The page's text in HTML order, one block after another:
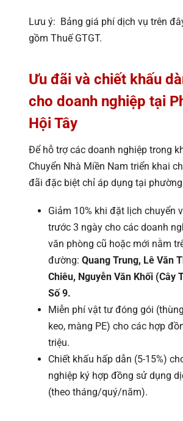
Lưu ý: Bảng giá phí dịch vụ trên
gồm Thuế GTGT.
Ưu đãi và chiết khấu
cho doanh nghiệp tại
Hội Tây
Để hỗ trợ các doanh nghiệp trong
Chuyển Nhà Miền Nam triển khai
đãi đặc biệt chỉ áp dụng tại
Giảm 10% khi đặt lịch chuyển
trước 3 ngày cho các doanh
văn phòng cũ hoặc mới nằm
đường: Quang Trung, Lê Văn
Chiêu, Nguyễn Văn Khối (Cây
Số 9.
Miễn phí vật tư đóng gói
keo, màng PE) cho các hợp
triệu.
Chiết khấu hấp dẫn (5-15%)
nghiệp ký hợp đồng sử dụng
(theo tháng/quý/năm).